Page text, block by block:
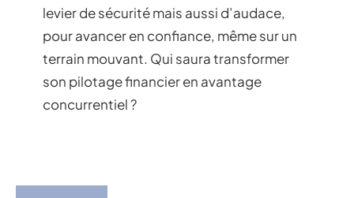
levier de sécurité mais aussi d’audace,
pour avancer en confiance, même sur un
terrain mouvant. Qui saura transformer
son pilotage financier en avantage
concurrentiel ?